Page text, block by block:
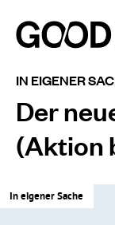
IN EIGENER
Der
(Aktion
In eigener Sache